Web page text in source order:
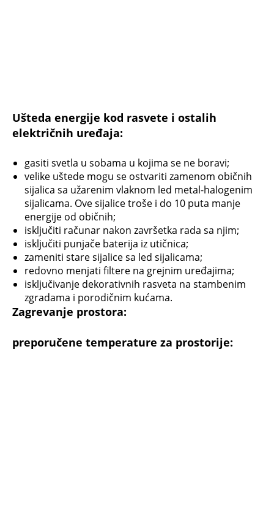
Ušteda energije kod rasvete i ostalih
električnih uređaja:
gasiti svetla u sobama u kojima se ne boravi;
velike uštede mogu se ostvariti zamenom običnih
sijalica sa užarenim vlaknom led metal-halogenim
sijalicama. Ove sijalice troše i do 10 puta manje
energije od običnih;
isključiti računar nakon završetka rada sa njim;
isključiti punjače baterija iz utičnica;
zameniti stare sijalice sa led sijalicama;
redovno menjati filtere na grejnim uređajima;
isključivanje dekorativnih rasveta na stambenim
zgradama i porodičnim kućama.
Zagrevanje prostora:
preporučene temperature za prostorije: